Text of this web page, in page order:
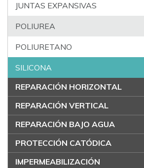
JUNTAS EXPANSIVAS
POLIUREA
POLIURETANO
SILICONA
REPARACIÓN HORIZONTAL
REPARACIÓN VERTICAL
REPARACIÓN BAJO AGUA
PROTECCIÓN CATÓDICA
IMPERMEABILIZACIÓN